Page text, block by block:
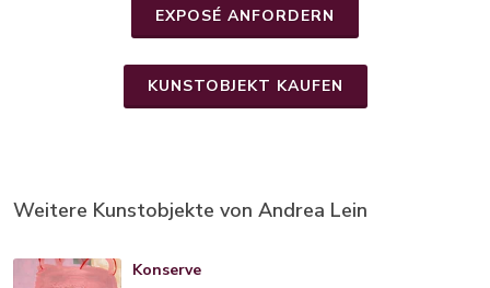
EXPOSÉ ANFORDERN
KUNSTOBJEKT KAUFEN
Weitere Kunstobjekte von Andrea Lein
Konserve